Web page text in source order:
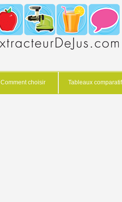
Comment choisir Tableaux